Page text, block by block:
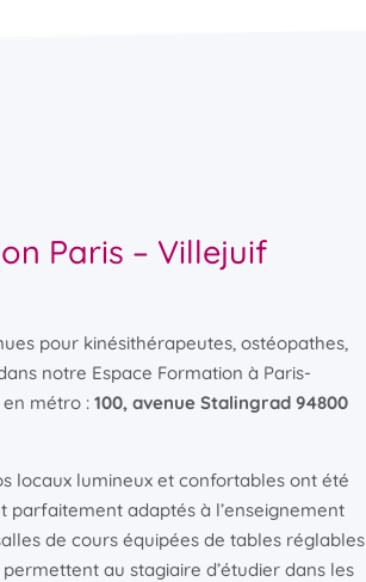
Paris – Villejuif
pour kinésithérapeutes, ostéopathes,
notre Espace Formation à Paris-
métro : 100, avenue Stalingrad 94800
locaux lumineux et confortables ont été
parfaitement adaptés à l’enseignement
de cours équipées de tables réglables
au stagiaire d’étudier dans les